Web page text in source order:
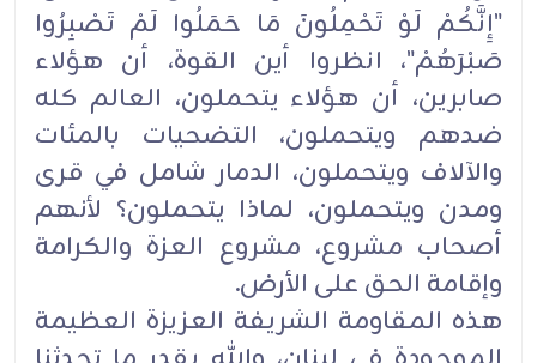
"إِنَّكُمْ لَوْ تَحْمِلُونَ مَا حَمَلُوا لَمْ تَصْبِرُوا
صَبْرَهُمْ"، انظروا أين القوة، أن هؤلاء
صابرين، أن هؤلاء يتحملون، العالم كله
ضدهم ويتحملون، التضحيات بالمئات
والآلاف ويتحملون، الدمار شامل في قرى
ومدن ويتحملون، لماذا يتحملون؟ لأنهم
أصحاب مشروع، مشروع العزة والكرامة
وإقامة الحق على الأرض.
هذه المقاومة الشريفة العزيزة العظيمة